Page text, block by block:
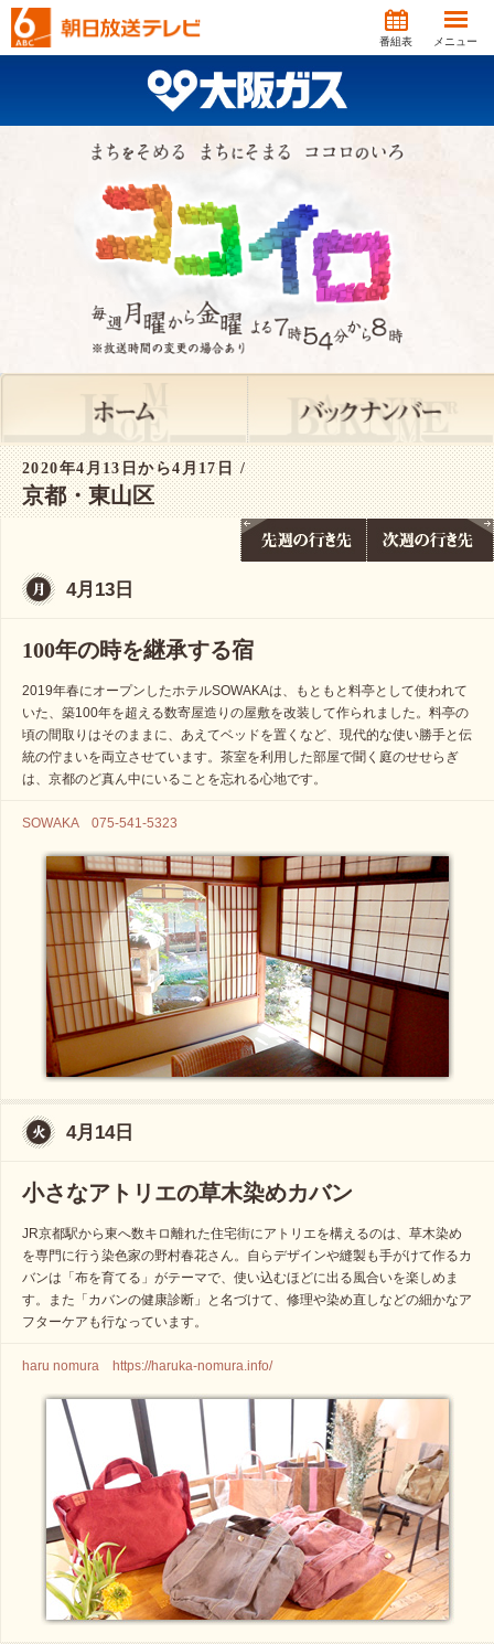
番組表 メニュー
2020年4月13日から4月17日 /
京都・東山区
4月13日
100年の時を継承する宿
2019年春にオープンしたホテルSOWAKAは、もともと料亭として使われて
いた、築100年を超える数寄屋造りの屋敷を改装して作られました。料亭の
頃の間取りはそのままに、あえてベッドを置くなど、現代的な使い勝手と伝
統の佇まいを両立させています。茶室を利用した部屋で聞く庭のせせらぎ
は、京都のど真ん中にいることを忘れる心地です。
SOWAKA 075-541-5323
4月14日
小さなアトリエの草木染めカバン
JR京都駅から東へ数キロ離れた住宅街にアトリエを構えるのは、草木染め
を専門に行う染色家の野村春花さん。自らデザインや縫製も手がけて作るカ
バンは「布を育てる」がテーマで、使い込むほどに出る風合いを楽しめま
す。また「カバンの健康診断」と名づけて、修理や染め直しなどの細かなア
フターケアも行なっています。
haru nomura https://haruka-nomura.info/